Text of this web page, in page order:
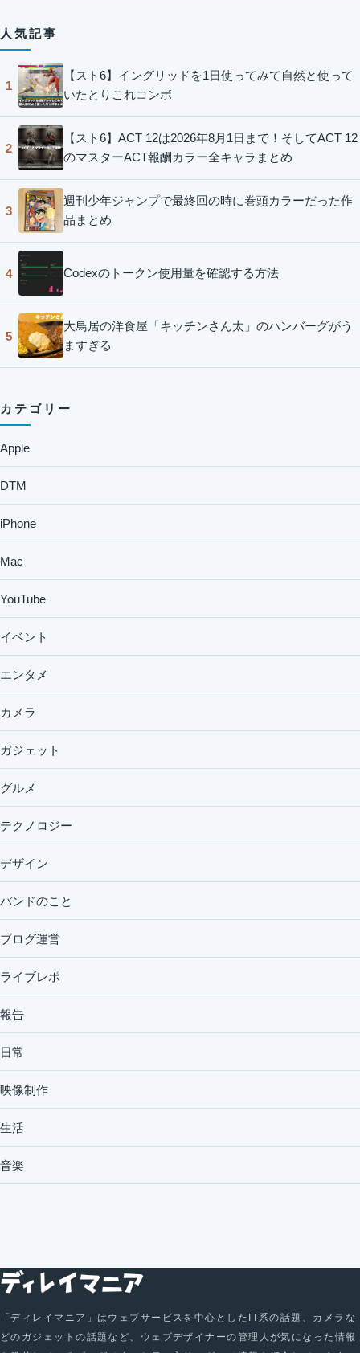
人気記事
1
【スト6】イングリッドを1日使ってみて自然と使って
いたとりこれコンボ
2
【スト6】ACT 12は2026年8月1日まで！そしてACT 12
のマスターACT報酬カラー全キャラまとめ
3
週刊少年ジャンプで最終回の時に巻頭カラーだった作
品まとめ
4 Codexのトークン使用量を確認する方法
5
大鳥居の洋食屋「キッチンさん太」のハンバーグがう
ますぎる
カテゴリー
Apple
DTM
iPhone
Mac
YouTube
イベント
エンタメ
カメラ
ガジェット
グルメ
テクノロジー
デザイン
バンドのこと
ブログ運営
ライブレポ
報告
日常
映像制作
生活
音楽
「ディレイマニア」はウェブサービスを中心としたIT系の話題、カメラな
どのガジェットの話題など、ウェブデザイナーの管理人が気になった情報